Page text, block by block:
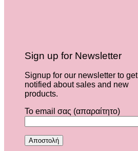
Sign up for Newsletter
Signup for our newsletter to get
notified about sales and new
products.
Το email σας (απαραίτητο)